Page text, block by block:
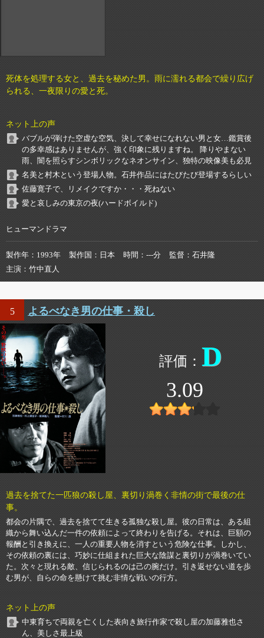
死体を処理する女と、過去を秘めた男。雨に濡れる都会で繰り広げ
られる、一夜限りの愛と死。
ネット上の声
バブルが弾けた空虚な空気、決して幸せになれない男と女…鑑賞後
の多幸感はありませんが、強く印象に残りますね。 降りやまない
雨、闇を照らすシンボリックなネオンサイン、独特の映像美も必見
名美と村木という登場人物。石井作品にはたびたび登場するらしい
佐藤寛子で、リメイクですか・・・死ねない
愛と哀しみの東京の夜(ハードボイルド)
ヒューマンドラマ
製作年 1993年 製作国 日本 時間 ---分 監督
石井隆
主演
竹中直人
5 よるべなき男の仕事・殺し
D
3.09
過去を捨てた一匹狼の殺し屋、裏切り渦巻く非情の街で最後の仕
事。
都会の片隅で、過去を捨てて生きる孤独な殺し屋。彼の日常は、ある組
織から舞い込んだ一件の依頼によって終わりを告げる。それは、巨額の
報酬と引き換えに、一人の重要人物を消すという危険な仕事。しかし、
その依頼の裏には、巧妙に仕組まれた巨大な陰謀と裏切りが渦巻いてい
た。次々と現れる敵、信じられるのは己の腕だけ。引き返せない道を歩
む男が、自らの命を懸けて挑む非情な戦いの行方。
ネット上の声
中東育ちで両親を亡くした表向き旅行作家で殺し屋の加藤雅也さ
ん、美しさ最上級